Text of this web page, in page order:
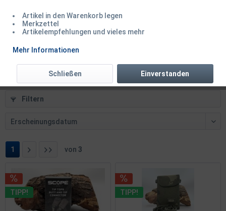
Westin W4 Wallet Fold Plus Titanium Black SALE
Filtern
1 von 3
TIPP! TIPP!
Artikel in den Warenkorb legen
Merkzettel
Artikelempfehlungen und vieles mehr
Mehr Informationen
Einverstanden
Schließen